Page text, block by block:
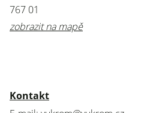
767 01
zobrazit na mapě
Kontakt